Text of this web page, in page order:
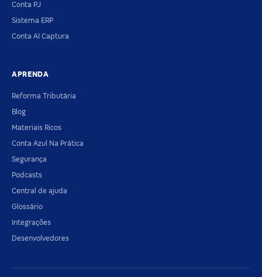
Conta PJ
Sistema ERP
Conta AI Captura
APRENDA
Reforma Tributária
Blog
Materiais Ricos
Conta Azul Na Prática
Segurança
Podcasts
Central de ajuda
Glossário
Integrações
Desenvolvedores